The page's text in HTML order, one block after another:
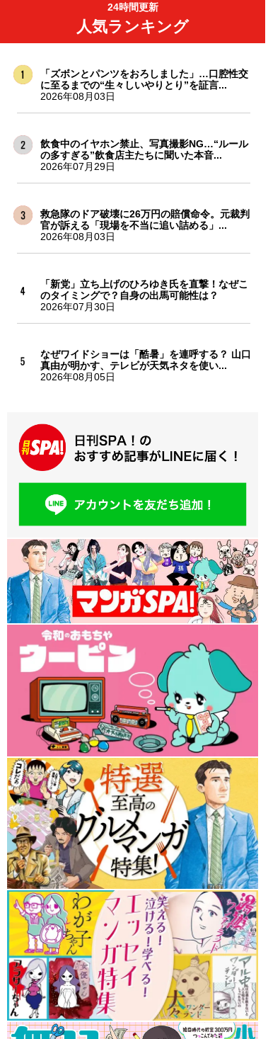
24時間更新
人気ランキング
「ズボンとパンツをおろしました」…口腔性交
に至るまでの“生々しいやりとり”を証言...
2026年08月03日
飲食中のイヤホン禁止、写真撮影NG…“ルール
の多すぎる”飲食店主たちに聞いた本音...
2026年07月29日
救急隊のドア破壊に26万円の賠償命令。元裁判
官が訴える「現場を不当に追い詰める」...
2026年08月03日
「新党」立ち上げのひろゆき氏を直撃！なぜこ
のタイミングで？自身の出馬可能性は？
2026年07月30日
なぜワイドショーは「酷暑」を連呼する？ 山口
真由が明かす、テレビが天気ネタを使い...
2026年08月05日